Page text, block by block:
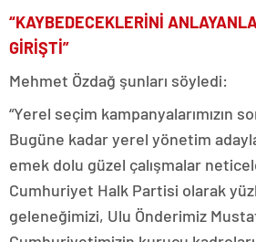
“KAYBEDECEKLERİNİ
GİRİŞTİ”
Mehmet Özdağ şunları söyledi:
“Yerel seçim kampanyalarımızın
Bugüne kadar yerel yönetim
emek dolu güzel çalışmalar
Cumhuriyet Halk Partisi olarak
geleneğimizi, Ulu Önderimiz